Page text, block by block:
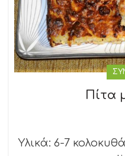
Πίτα
Υλικά: 6-7